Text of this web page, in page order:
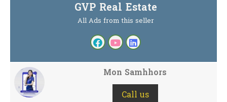
GVP Real Estate
All Ads from this seller
Mon Samhhors
Call us